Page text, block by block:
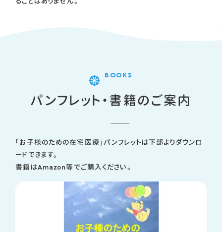
BOOKS
パンフレット・書籍のご案内
「お子様のための在宅医療」パンフレットは下部よりダウンロ
ードできます。
書籍はAmazon等でご購入ください。